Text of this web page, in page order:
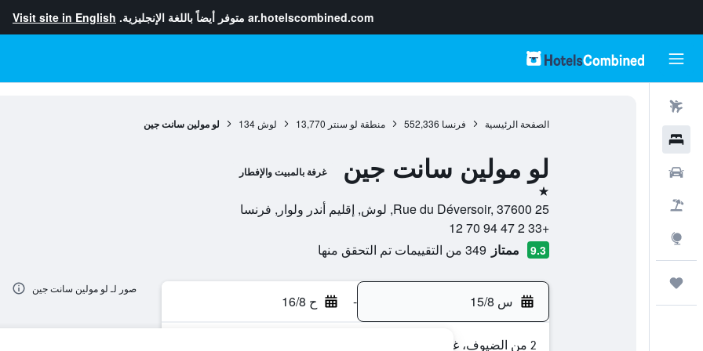
ar.hotelscombined.com متوفر أيضاً باللغة الإنجليزية. Visit site in English
الصفحة الرئيسية فرنسا 552,336 منطقة لو سنتر 13,770 لوش 134 لو مولين سانت جين
لو مولين سانت جين غرفة بالمبيت والإفطار
نجمة واحدة
25 Rue du Déversoir, 37600, لوش, إقليم أندر ولوار, فرنسا
+33 2 47 94 70 12
9.3 ممتاز 349 من التقييمات تم التحقق منها
س 15/8 - ح 16/8
2 من الضيوف، غرفة واحدة
صور لـ لو مولين سانت جين